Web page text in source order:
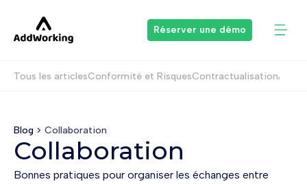
Réserver une démo
Tous les articlesConformité et RisquesContractualisation
Blog Collaboration
Collaboration
Bonnes pratiques pour organiser les échanges entre